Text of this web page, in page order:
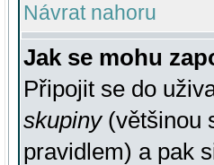
Návrat nahoru
Jak se mohu
Připojit se do
skupiny(většinou
pravidlem) a pak